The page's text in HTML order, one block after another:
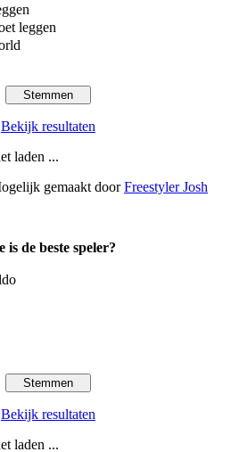
leggen
Bekijk resultaten
laden ...
gemaakt doorFreestyler Josh
is de beste speler?
Bekijk resultaten
laden ...